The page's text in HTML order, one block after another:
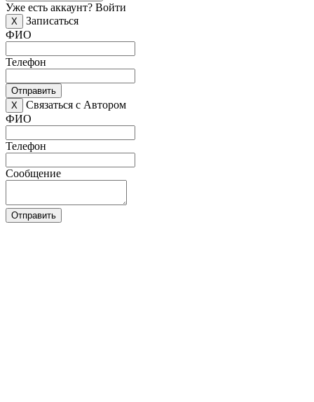
Уже есть аккаунт? Войти
X
Записаться
ФИО
Телефон
Отправить
X
Связаться с Автором
ФИО
Телефон
Сообщение
Отправить